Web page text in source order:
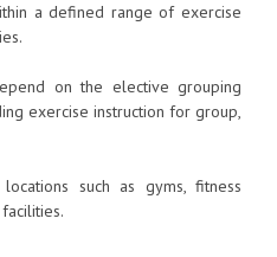
a defined range of exercise
on the elective grouping
exercise instruction for group,
such as gyms, fitness